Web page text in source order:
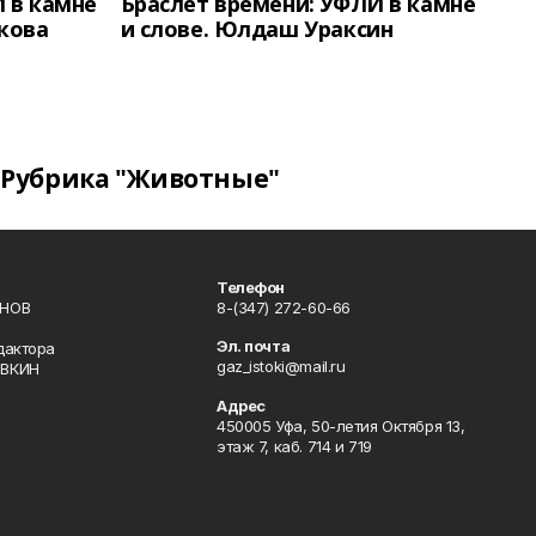
и слове. Юлдаш Ураксин
Рубрика "Животные"
Телефон
8-(347) 272-60-66
Эл. почта
gaz_istoki@mail.ru
Адрес
450005 Уфа, 50-летия Октября 13,
этаж 7, каб. 714 и 719